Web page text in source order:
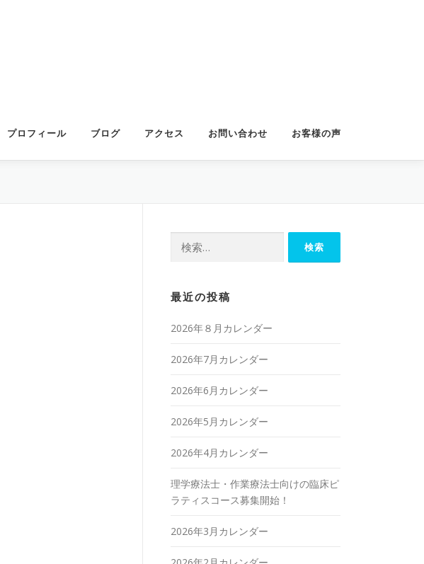
プロフィール ブログ アクセス お問い合わせ お客様の声
最近の投稿
2026年８月カレンダー
2026年7月カレンダー
2026年6月カレンダー
2026年5月カレンダー
2026年4月カレンダー
理学療法士・作業療法士向けの臨床ピ
ラティスコース募集開始！
2026年3月カレンダー